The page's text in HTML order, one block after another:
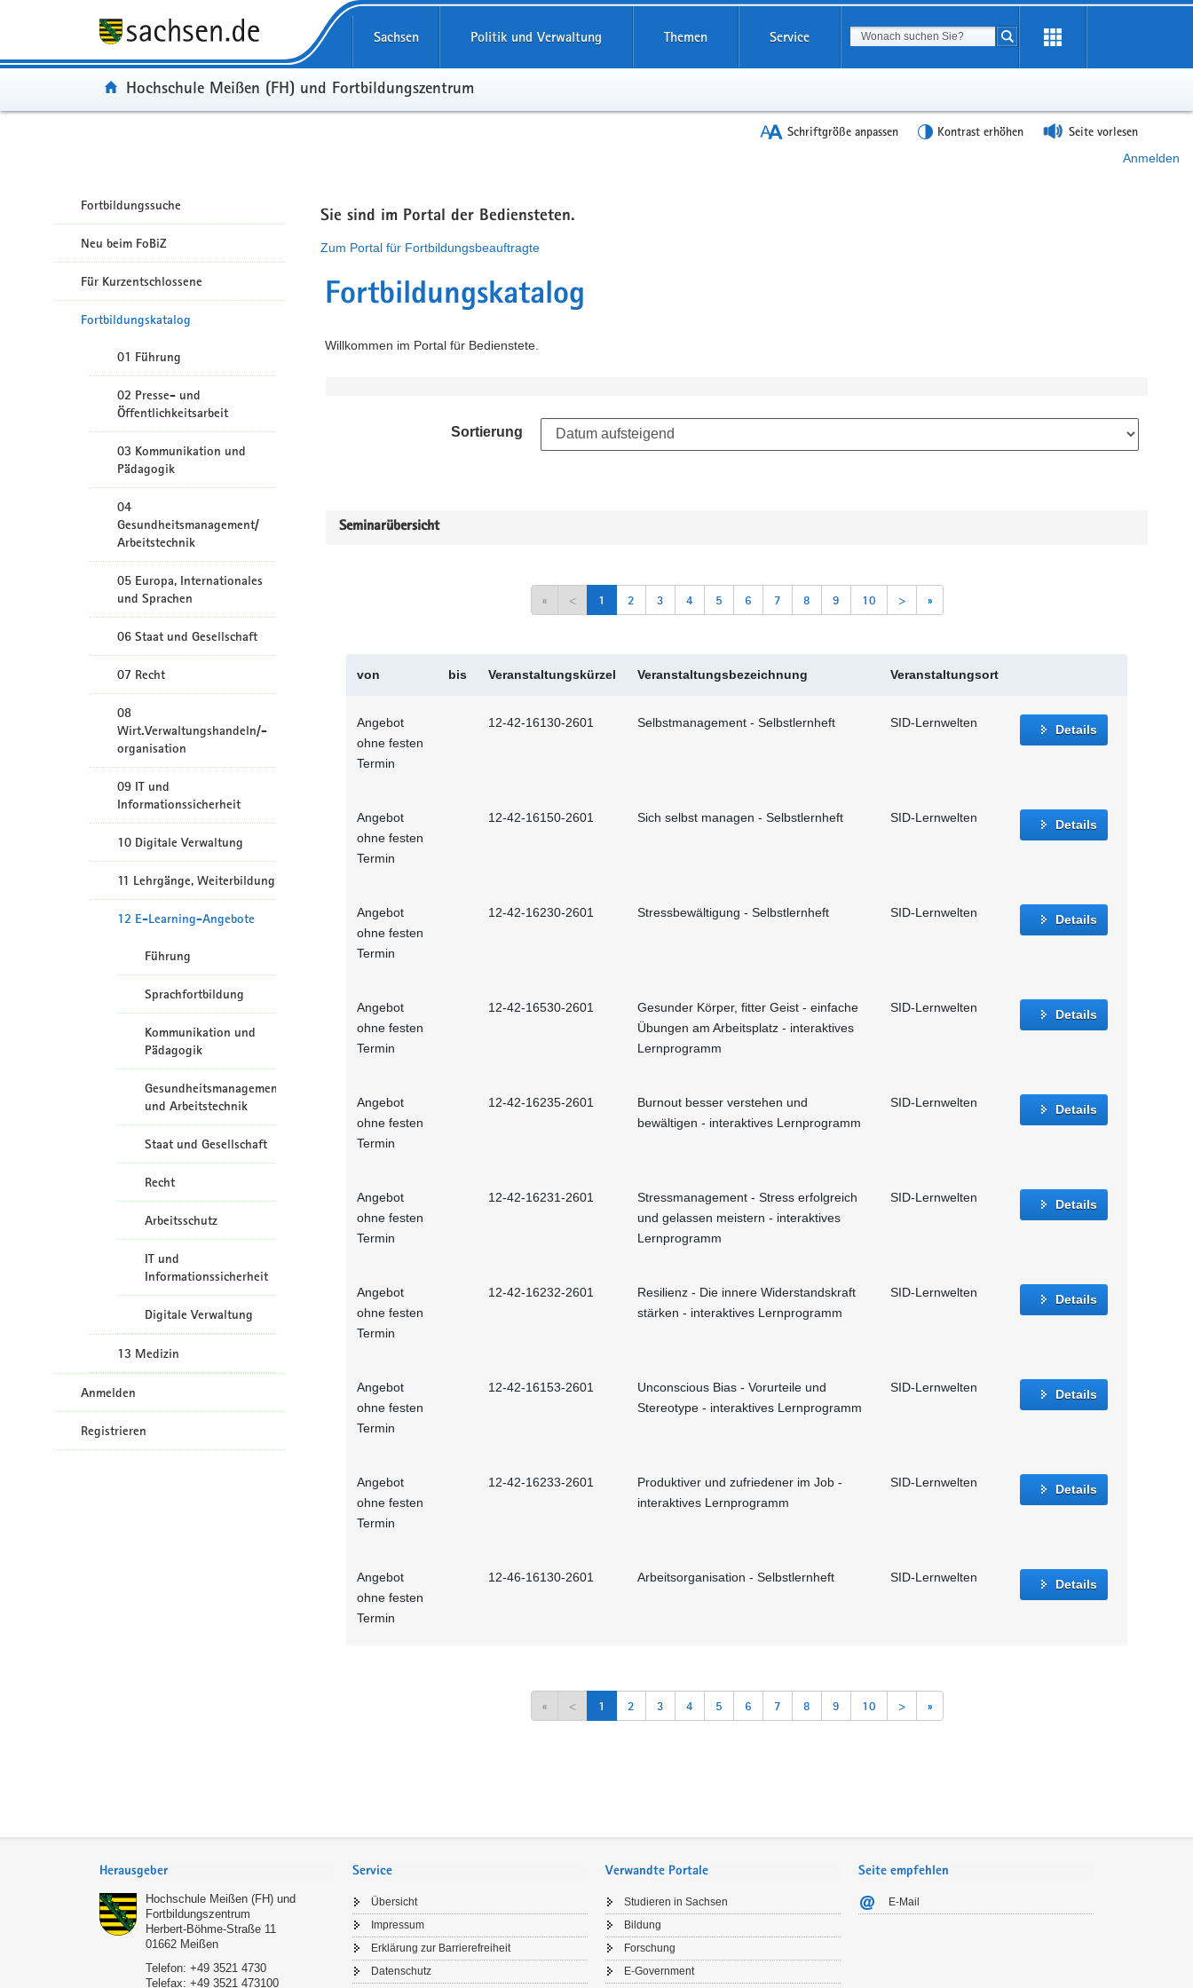
Sachsen Politik und Verwaltung Themen Service Suchbegriff
Suche starten
Portal:
Hochschule Meißen (FH) und Fortbildungszentrum
Schriftgröße anpassen Kontrast erhöhen Seite vorlesen
Anmelden
Fortbildungssuche
Neu beim FoBiZ
Für Kurzentschlossene
Fortbildungskatalog
01 Führung
02 Presse- und
Öffentlichkeitsarbeit
03 Kommunikation und
Pädagogik
04
Gesundheitsmanagement/
Arbeitstechnik
05 Europa, Internationales
und Sprachen
06 Staat und Gesellschaft
07 Recht
08
Wirt.Verwaltungshandeln/-
organisation
09 IT und
Informationssicherheit
10 Digitale Verwaltung
11 Lehrgänge, Weiterbildung
12 E-Learning-Angebote
Führung
Sprachfortbildung
Kommunikation und
Pädagogik
Gesundheitsmanagement
und Arbeitstechnik
Staat und Gesellschaft
Recht
Arbeitsschutz
IT und
Informationssicherheit
Digitale Verwaltung
13 Medizin
Anmelden
Registrieren
Sie sind im Portal der Bediensteten.
Zum Portal für Fortbildungsbeauftragte
Fortbildungskatalog
Willkommen im Portal für Bedienstete.
Sortierung
Seminarübersicht
« < 1 2 3 4 5 6 7 8 9 10 > »
von bis Veranstaltungskürzel Veranstaltungsbezeichnung Veranstaltungsort
Angebot
ohne festen
Termin
12-42-16130-2601 Selbstmanagement - Selbstlernheft SID-Lernwelten Details
Angebot
ohne festen
Termin
12-42-16150-2601 Sich selbst managen - Selbstlernheft SID-Lernwelten Details
Angebot
ohne festen
Termin
12-42-16230-2601 Stressbewältigung - Selbstlernheft SID-Lernwelten Details
Angebot
ohne festen
Termin
12-42-16530-2601
Gesunder Körper, fitter Geist - einfache
Übungen am Arbeitsplatz - interaktives
Lernprogramm
SID-Lernwelten Details
Angebot
ohne festen
Termin
12-42-16235-2601
Burnout besser verstehen und
bewältigen - interaktives Lernprogramm
SID-Lernwelten Details
Angebot
ohne festen
Termin
12-42-16231-2601
Stressmanagement - Stress erfolgreich
und gelassen meistern - interaktives
Lernprogramm
SID-Lernwelten Details
Angebot
ohne festen
Termin
12-42-16232-2601
Resilienz - Die innere Widerstandskraft
stärken - interaktives Lernprogramm
SID-Lernwelten Details
Angebot
ohne festen
Termin
12-42-16153-2601
Unconscious Bias - Vorurteile und
Stereotype - interaktives Lernprogramm
SID-Lernwelten Details
Angebot
ohne festen
Termin
12-42-16233-2601
Produktiver und zufriedener im Job -
interaktives Lernprogramm
SID-Lernwelten Details
Angebot
ohne festen
Termin
12-46-16130-2601 Arbeitsorganisation - Selbstlernheft SID-Lernwelten Details
« < 1 2 3 4 5 6 7 8 9 10 > »
Herausgeber
Hochschule Meißen (FH) und
Fortbildungszentrum
Herbert-Böhme-Straße 11
01662 Meißen
Telefon: +49 3521 4730
Telefax: +49 3521 473100
Service
Übersicht
Impressum
Erklärung zur Barrierefreiheit
Datenschutz
Verwandte Portale
Studieren in Sachsen
Bildung
Forschung
E-Government
Seite empfehlen
E-Mail